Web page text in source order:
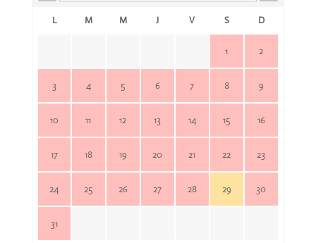
L M M J V S D
1 2
3 4 5 6 7 8 9
10 11 12 13 14 15 16
17 18 19 20 21 22 23
24 25 26 27 28 29 30
31